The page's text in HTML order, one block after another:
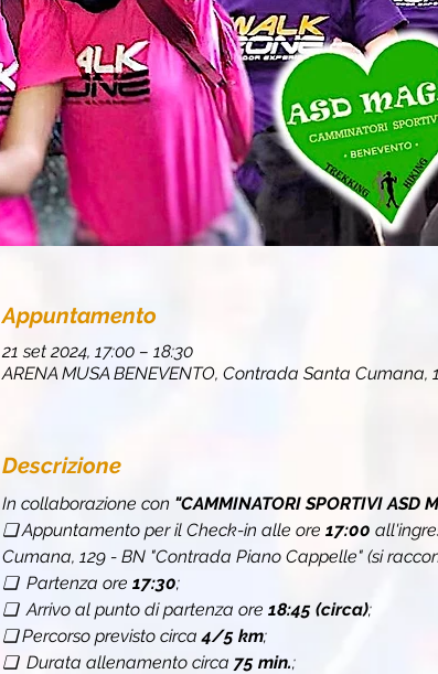
Appuntamento
21 set 2024, 17:00 – 18:30
ARENA MUSA BENEVENTO, Contrada Santa
Descrizione
In collaborazione con "CAMMINATORI SPORTIVI ASD
❏ Appuntamento per il Check-in alle ore 17:00
Cumana, 129 - BN "Contrada Piano Cappelle" (si
❏  Partenza ore 17:30;
❏  Arrivo al punto di partenza ore 18:45 (circa);
❏ Percorso previsto circa 4/5 km;
❏  Durata allenamento circa 75 min.;